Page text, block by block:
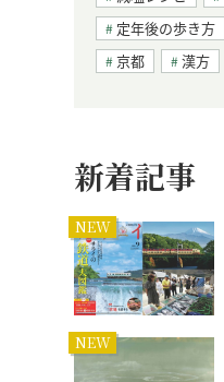
定年後の歩き方
京都
漢方
新着記事
NEW
NEW